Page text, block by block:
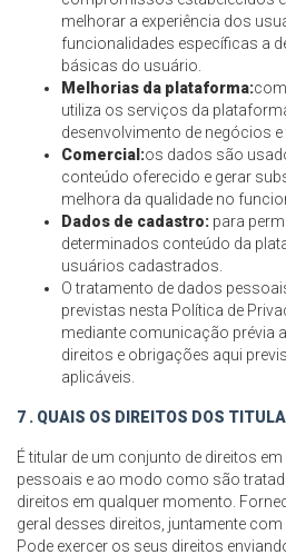
melhorar a experiência dos
funcionalidades específicas a
básicas do usuário.
Melhorias da plataforma:
utiliza os serviços da
desenvolvimento de negócios e
Comercial:os dados são
conteúdo oferecido e gerar
melhora da qualidade no
Dados de cadastro: para
determinados conteúdo da
usuários cadastrados.
O tratamento de dados
previstas nesta Política de
mediante comunicação prévia
direitos e obrigações aqui
aplicáveis.
7 . QUAIS OS DIREITOS DOS
É titular de um conjunto de direitos
pessoais e ao modo como são
direitos em qualquer momento.
geral desses direitos, juntamente
Pode exercer os seus direitos